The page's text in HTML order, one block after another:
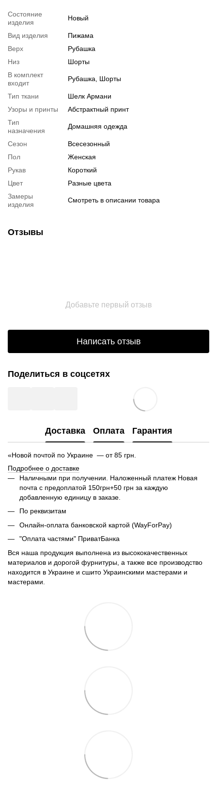
Состояние
изделия
Новый
Вид изделия
Пижама
Верх
Рубашка
Низ
Шорты
В комплект
входит
Рубашка, Шорты
Тип ткани
Шелк Армани
Узоры и принты
Абстрактный принт
Тип
назначения
Домашняя одежда
Сезон
Всесезонный
Пол
Женская
Рукав
Короткий
Цвет
Разные цвета
Замеры
изделия
Смотреть в описании товара
Отзывы
Добавьте первый отзыв
Написать отзыв
Поделиться в соцсетях
Доставка Оплата Гарантия
«Новой почтой по Украине — от 85 грн.
Подробнее о доставке
Наличными при получении. Наложенный платеж Новая
почта с предоплатой 150грн+50 грн за каждую
добавленную единицу в заказе.
По реквизитам
Онлайн-оплата банковской картой (WayForPay)
"Оплата частями" ПриватБанка
Вся наша продукция выполнена из высококачественных
материалов и дорогой фурнитуры, а также все производство
находится в Украине и сшито Украинскими мастерами и
мастерами.